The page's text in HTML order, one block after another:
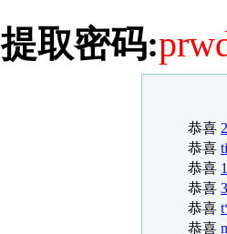
提取密码:
恭喜
恭喜
恭喜
恭喜
恭喜
恭喜
恭喜